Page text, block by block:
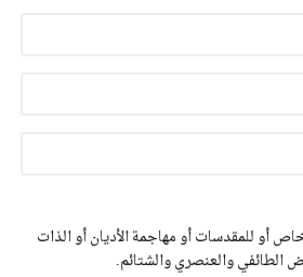
أو للمقدسات أو مهاجمة الأديان أو الذات
الطائفي والعنصري والشتائم.